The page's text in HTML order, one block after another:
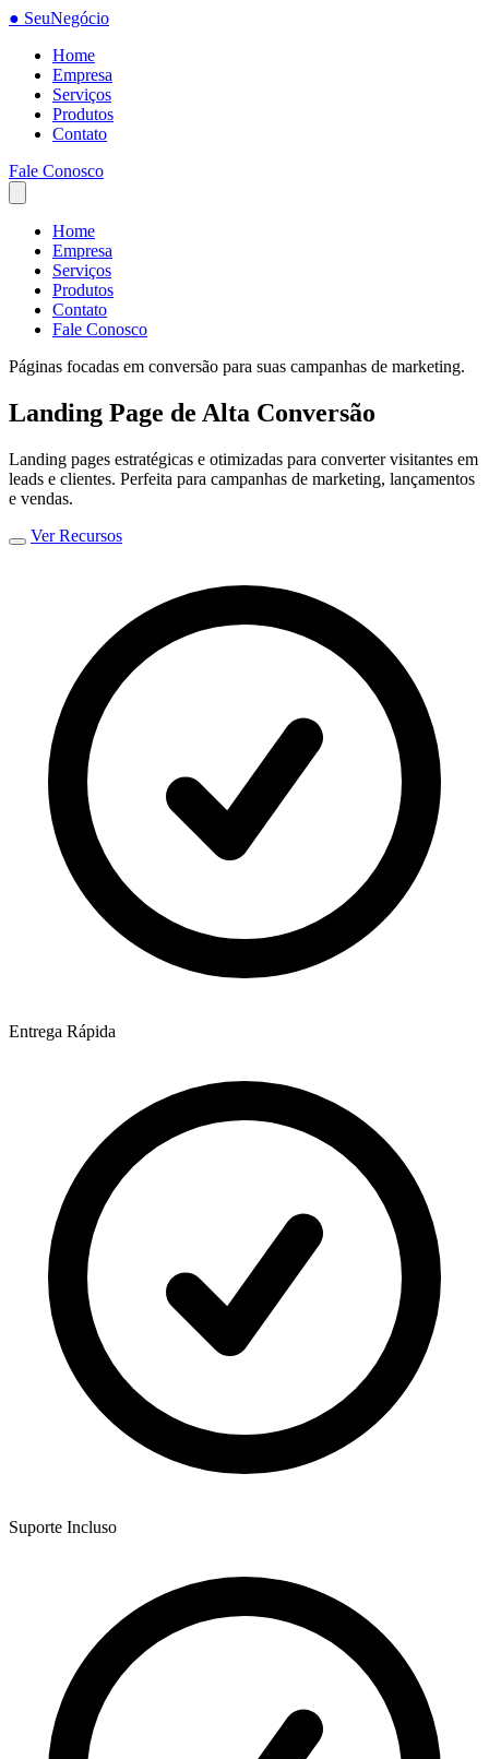
● SeuNegócio
Home
Empresa
Serviços
Produtos
Contato
Fale Conosco
Home
Empresa
Serviços
Produtos
Contato
Fale Conosco
Páginas focadas em conversão para suas campanhas de marketing.
Landing Page de Alta Conversão
Landing pages estratégicas e otimizadas para converter visitantes em
leads e clientes. Perfeita para campanhas de marketing, lançamentos
e vendas.
Ver Recursos
Entrega Rápida
Suporte Incluso